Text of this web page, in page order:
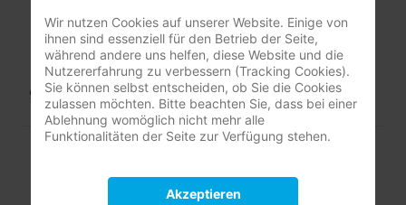
Download
gültig seit 01. Januar 2020
TK - Pflegebroschüre
Download
Wir nutzen Cookies auf unserer Website. Einige von
ihnen sind essenziell für den Betrieb der Seite,
während andere uns helfen, diese Website und die
Nutzererfahrung zu verbessern (Tracking Cookies).
Sie können selbst entscheiden, ob Sie die Cookies
zulassen möchten. Bitte beachten Sie, dass bei einer
Ablehnung womöglich nicht mehr alle
Funktionalitäten der Seite zur Verfügung stehen.
Akzeptieren